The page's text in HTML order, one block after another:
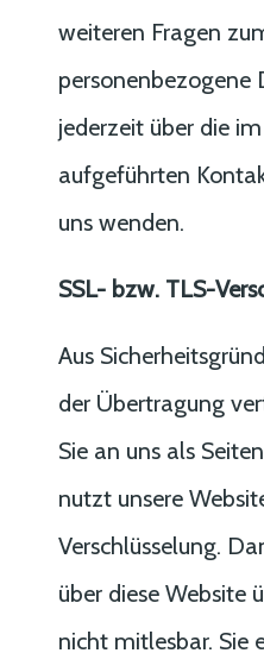
weiteren Fragen
personenbezogene
jederzeit über die
aufgeführten
uns wenden.
SSL- bzw. TLS-
Aus
der Übertragung
Sie an uns als
nutzt unsere
Verschlüsselung.
über diese Website
nicht mitlesbar. Sie